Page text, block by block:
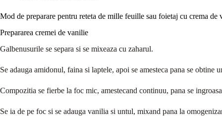
Mod de preparare pentru reteta de mille feuille sau foietaj cu crema de
Prepararea cremei de vanilie
Galbenusurile se separa si se mixeaza cu zaharul.
Se adauga amidonul, faina si laptele, apoi se amesteca pana se obtine
Compozitia se fierbe la foc mic, amestecand continuu, pana se
Se ia de pe foc si se adauga vanilia si untul, mixand pana la